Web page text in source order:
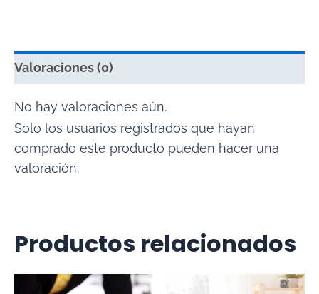
Valoraciones (0)
No hay valoraciones aún.
Solo los usuarios registrados que hayan
comprado este producto pueden hacer una
valoración.
Productos relacionados